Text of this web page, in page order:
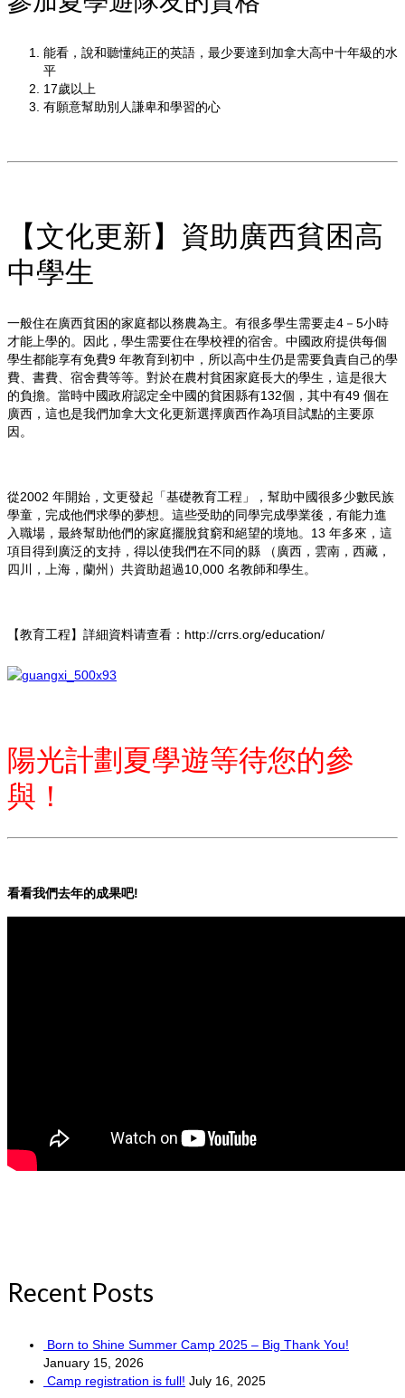
能看，說和聽懂純正的英語，最少要達到加拿大高中十年級的水
平
17歲以上
有願意幫助別人謙卑和學習的心
【文化更新】資助廣西貧困高
中學生
一般住在廣西貧困的家庭都以務農為主。有很多學生需要走4－5小時
才能上學的。因此，學生需要住在學校裡的宿舍。中國政府提供每個
學生都能享有免費9 年教育到初中，所以高中生仍是需要負責自己的學
費、書費、宿舍費等等。對於在農村貧困家庭長大的學生，這是很大
的負擔。當時中國政府認定全中國的貧困縣有132個，其中有49 個在
廣西，這也是我們加拿大文化更新選擇廣西作為項目試點的主要原
因。
從2002 年開始，文更發起「基礎教育工程」，幫助中國很多少數民族
學童，完成他們求學的夢想。這些受助的同學完成學業後，有能力進
入職場，最終幫助他們的家庭擺脫貧窮和絕望的境地。13 年多來，這
項目得到廣泛的支持，得以使我們在不同的縣 （廣西，雲南，西藏，
四川，上海，蘭州）共資助超過10,000 名教師和學生。
【教育工程】詳細資料请查看：http://crrs.org/education/
陽光計劃夏學遊等待您的參
與！
看看我們去年的成果吧!
Recent Posts
Born to Shine Summer Camp 2025 – Big Thank You!
January 15, 2026
Camp registration is full! July 16, 2025